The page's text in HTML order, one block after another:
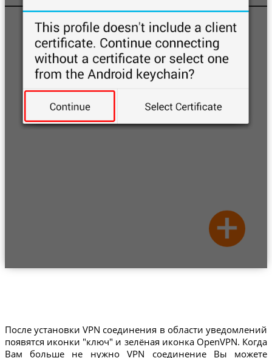
После установки VPN соединения в области уведомлений
появятся иконки "ключ" и зелёная иконка OpenVPN. Когда
Вам больше не нужно VPN соединение Вы можете